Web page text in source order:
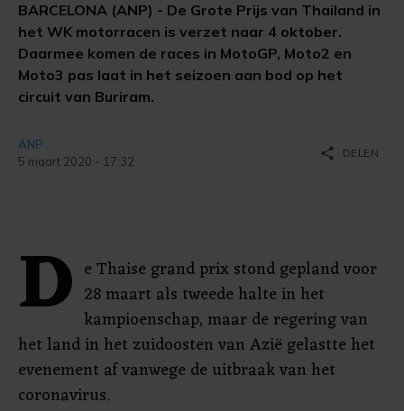
BARCELONA (ANP) - De Grote Prijs van Thailand in
het WK motorracen is verzet naar 4 oktober.
Daarmee komen de races in MotoGP, Moto2 en
Moto3 pas laat in het seizoen aan bod op het
circuit van Buriram.
ANP
5 maart 2020 - 17:32
share DELEN
D e Thaise grand prix stond gepland voor
28 maart als tweede halte in het
kampioenschap, maar de regering van
het land in het zuidoosten van Azië gelastte het
evenement af vanwege de uitbraak van het
coronavirus.